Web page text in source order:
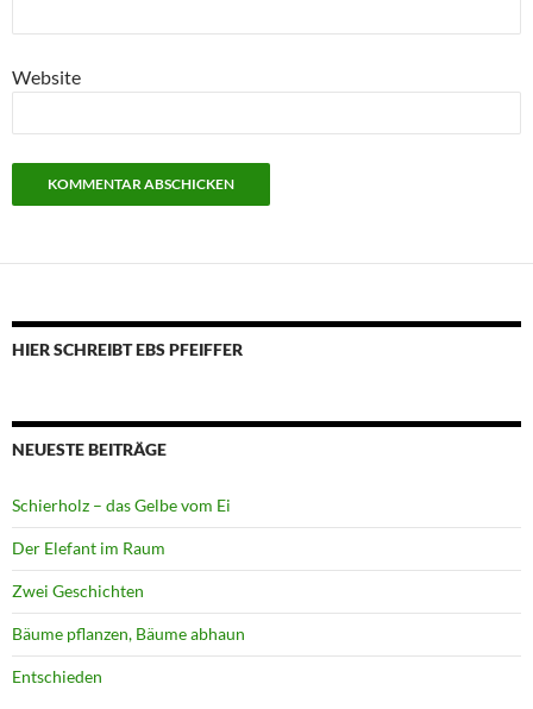
Website
HIER SCHREIBT EBS PFEIFFER
NEUESTE BEITRÄGE
Schierholz – das Gelbe vom Ei
Der Elefant im Raum
Zwei Geschichten
Bäume pflanzen, Bäume abhaun
Entschieden